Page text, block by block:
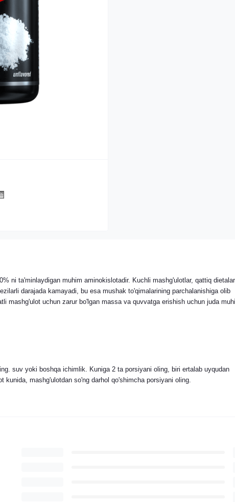
ni ta'minlaydigan muhim aminokislotadir. Kuchli mashg'ulotlar, qattiq dietalar
darajada kamayadi, bu esa mushak to'qimalarining parchalanishiga olib
mashg'ulot uchun zarur bo'lgan massa va quvvatga erishish uchun juda
suv yoki boshqa ichimlik. Kuniga 2 ta porsiyani oling, biri ertalab uyqudan
mashg'ulotdan so'ng darhol qo'shimcha porsiyani oling.